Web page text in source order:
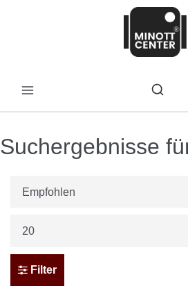
Suchergebnisse
Filter